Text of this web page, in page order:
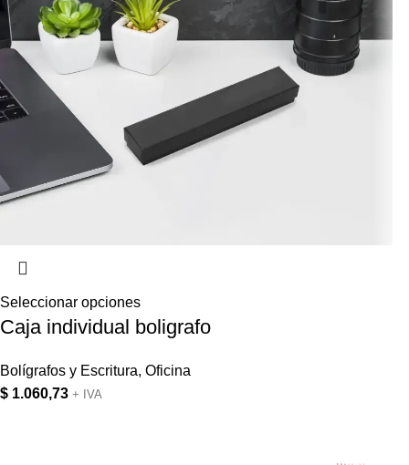
Seleccionar opciones
Caja individual boligrafo
Bolígrafos y Escritura, Oficina
$ 1.060,73 + IVA